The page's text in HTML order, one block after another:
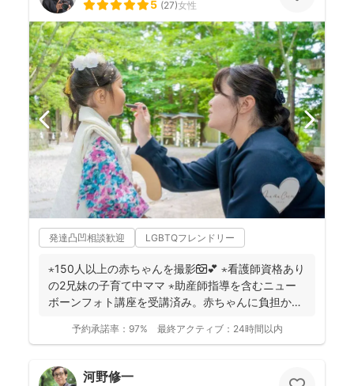
5 (27)女性
発達凸凹相談歓迎 LGBTQフレンドリー
⋆150人以上の赤ちゃんを撮影📷💕 ⋆看護師資格あり
の2兄妹の子育て中ママ ⋆助産師指導を含むニュー
ボーンフォト講座を受講済み。赤ちゃんに負担かけ
予約承諾率： 97% 最終アクティブ： 24時間以内
河野修一